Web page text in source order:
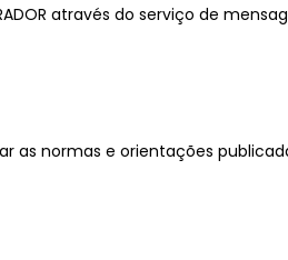
através do serviço de
as normas e orientações